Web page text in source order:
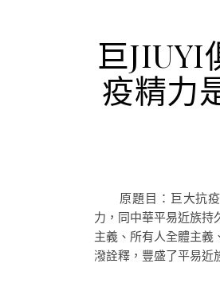
巨JIUYI
疫精力
原題目：巨大抗
力，同中華平易近族持
主義、所有人全體主義
潑詮釋，豐盛了平易近